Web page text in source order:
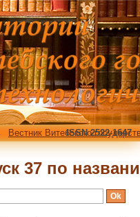
37 по
Вестник ВитебскогоISSN 2522-1647
37 по